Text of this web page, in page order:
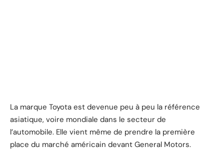
La marque Toyota est devenue peu à peu la référence
asiatique, voire mondiale dans le secteur de
l’automobile. Elle vient même de prendre la première
place du marché américain devant General Motors.